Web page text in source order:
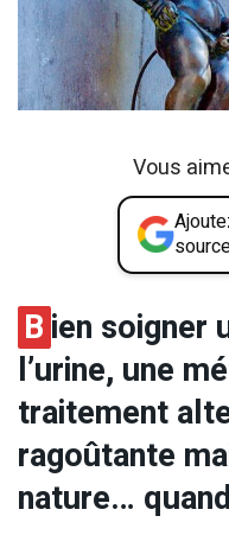
Vous
B ien soigner
l’urine, une
traitement
ragoûtante
nature…